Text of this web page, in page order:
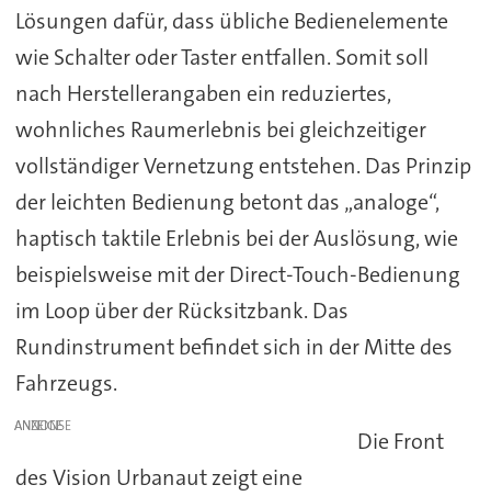
Lösungen dafür, dass übliche Bedienelemente
wie Schalter oder Taster entfallen. Somit soll
nach Herstellerangaben ein reduziertes,
wohnliches Raumerlebnis bei gleichzeitiger
vollständiger Vernetzung entstehen. Das Prinzip
der leichten Bedienung betont das „analoge“,
haptisch taktile Erlebnis bei der Auslösung, wie
beispielsweise mit der Direct-Touch-Bedienung
im Loop über der Rücksitzbank. Das
Rundinstrument befindet sich in der Mitte des
Fahrzeugs.
ANZEIGE
Die Front
des Vision Urbanaut zeigt eine